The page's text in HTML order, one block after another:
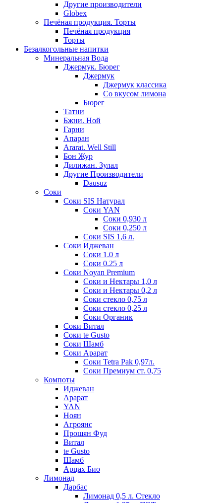
Другие производители
Globex
Печёная продукция. Торты
Печёная продукция
Торты
Безалкогольные напитки
Минеральная Вода
Джермук. Бюрег
Джермук
Джермук классика
Со вкусом лимона
Бюрег
Татни
Бжни. Ной
Гарни
Апаран
Ararat. Well Still
Бон Жур
Дилижан. Зулал
Другие Производители
Dausuz
Соки
Соки SIS Натурал
Соки YAN
Соки 0,930 л
Соки 0,250 л
Соки SIS 1,6 л.
Соки Иджеван
Соки 1.0 л
Соки 0.25 л
Соки Noyan Premium
Соки и Нектары 1,0 л
Соки и Нектары 0,2 л
Соки стекло 0,75 л
Соки стекло 0,25 л
Соки Органик
Соки Витал
Соки te Gusto
Соки Шамб
Соки Арарат
Соки Tetra Pak 0,97л.
Соки Премиум ст. 0,75
Компоты
Иджеван
Арарат
YAN
Ноян
Агроянс
Прошян Фуд
Витал
te Gusto
Шамб
Арцах Био
Лимонад
Дарбас
Лимонад 0,5 л. Стекло